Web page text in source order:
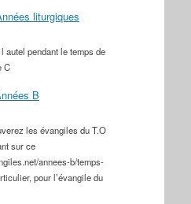
liturgiques
autel pendant le temps de
C
B
les évangiles du T.O
sur ce
annees-b/temps-
pour l’évangile du